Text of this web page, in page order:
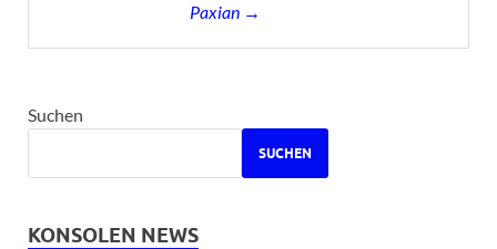
Paxian →
Suchen
SUCHEN
KONSOLEN NEWS